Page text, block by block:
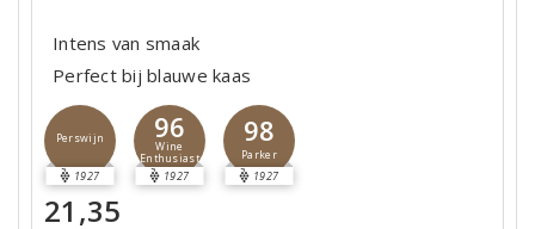
Intens van smaak
Perfect bij blauwe kaas
Perswijn
1927
96
Wine
Enthusiast
1927
98
Parker
1927
21,35